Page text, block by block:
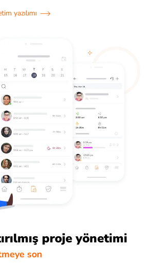
yazılımı
proje yönetimi
son